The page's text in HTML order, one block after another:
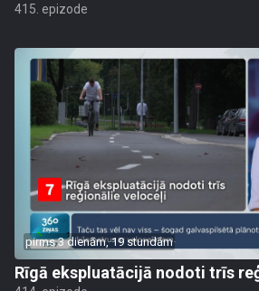
415. epizode
pirms 3 dienām, 19 stundām
Rīgā ekspluatācijā nodoti trīs